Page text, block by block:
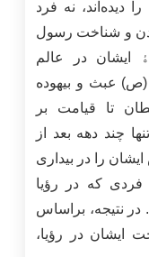
دیده‌اند، نه فرد
و شناخت رسول
ایشان در عالم
عبث و بیهوده
تا قیامت بر
چند دهه بعد از
را در بیداری
فردی که در رؤیا
نتیجه، براساس
ایشان در رؤیا،